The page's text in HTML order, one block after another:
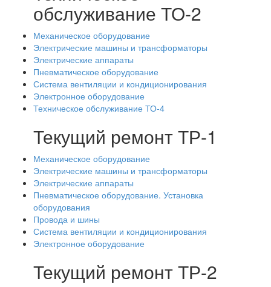
обслуживание ТО-2
Механическое оборудование
Электрические машины и трансформаторы
Электрические аппараты
Пневматическое оборудование
Система вентиляции и кондиционирования
Электронное оборудование
Техническое обслуживание ТО-4
Текущий ремонт ТР-1
Механическое оборудование
Электрические машины и трансформаторы
Электрические аппараты
Пневматическое оборудование. Установка
оборудования
Провода и шины
Система вентиляции и кондиционирования
Электронное оборудование
Текущий ремонт ТР-2